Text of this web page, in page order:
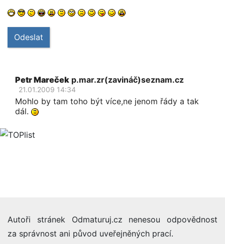
Odeslat
Petr Mareček p.mar.zr(zavináč)seznam.cz
21.01.2009 14:34
Mohlo by tam toho být více,ne jenom řády a tak
dál.
Autoři stránek Odmaturuj.cz nenesou odpovědnost
za správnost ani původ uveřejněných prací.